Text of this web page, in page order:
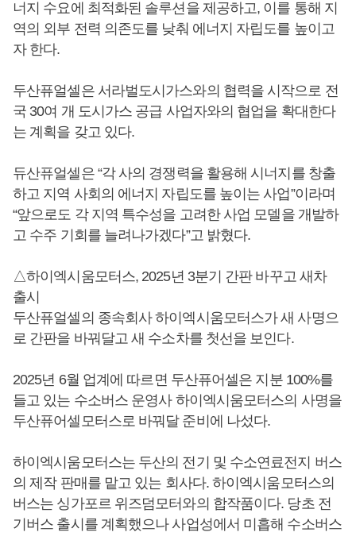
너지 수요에 최적화된 솔루션을 제공하고, 이를 통해 지
역의 외부 전력 의존도를 낮춰 에너지 자립도를 높이고
자 한다.
두산퓨얼셀은 서라벌도시가스와의 협력을 시작으로 전
국 30여 개 도시가스 공급 사업자와의 협업을 확대한다
는 계획을 갖고 있다.
듀산퓨얼셀은 “각 사의 경쟁력을 활용해 시너지를 창출
하고 지역 사회의 에너지 자립도를 높이는 사업”이라며
“앞으로도 각 지역 특수성을 고려한 사업 모델을 개발하
고 수주 기회를 늘려나가겠다”고 밝혔다.
△하이엑시움모터스, 2025년 3분기 간판 바꾸고 새차
출시
두산퓨얼셀의 종속회사 하이엑시움모터스가 새 사명으
로 간판을 바꿔달고 새 수소차를 첫선을 보인다.
2025년 6월 업계에 따르면 두산퓨어셀은 지분 100%를
들고 있는 수소버스 운영사 하이엑시움모터스의 사명을
두산퓨어셀모터스로 바꿔달 준비에 나섰다.
하이엑시움모터스는 두산의 전기 및 수소연료전지 버스
의 제작 판매를 맡고 있는 회사다. 하이엑시움모터스의
버스는 싱가포르 위즈덤모터와의 합작품이다. 당초 전
기버스 출시를 계획했으나 사업성에서 미흡해 수소버스